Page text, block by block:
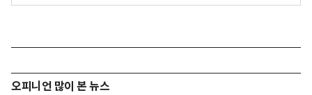
오피니언 많이 본 뉴스